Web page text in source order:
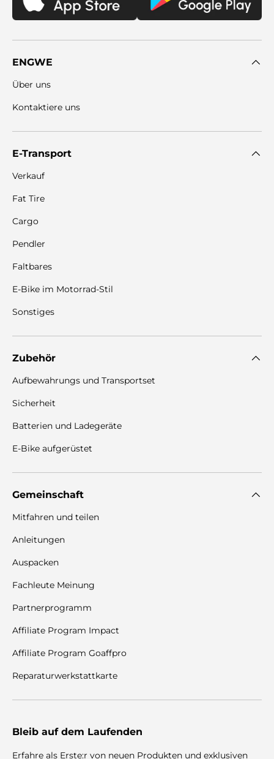
ENGWE
Über uns
Kontaktiere uns
E-Transport
Verkauf
Fat Tire
Cargo
Pendler
Faltbares
E-Bike im Motorrad-Stil
Sonstiges
Zubehör
Aufbewahrungs und Transportset
Sicherheit
Batterien und Ladegeräte
E-Bike aufgerüstet
Gemeinschaft
Mitfahren und teilen
Anleitungen
Auspacken
Fachleute Meinung
Partnerprogramm
Affiliate Program Impact
Affiliate Program Goaffpro
Reparaturwerkstattkarte
Bleib auf dem Laufenden
Erfahre als Erste:r von neuen Produkten und exklusiven